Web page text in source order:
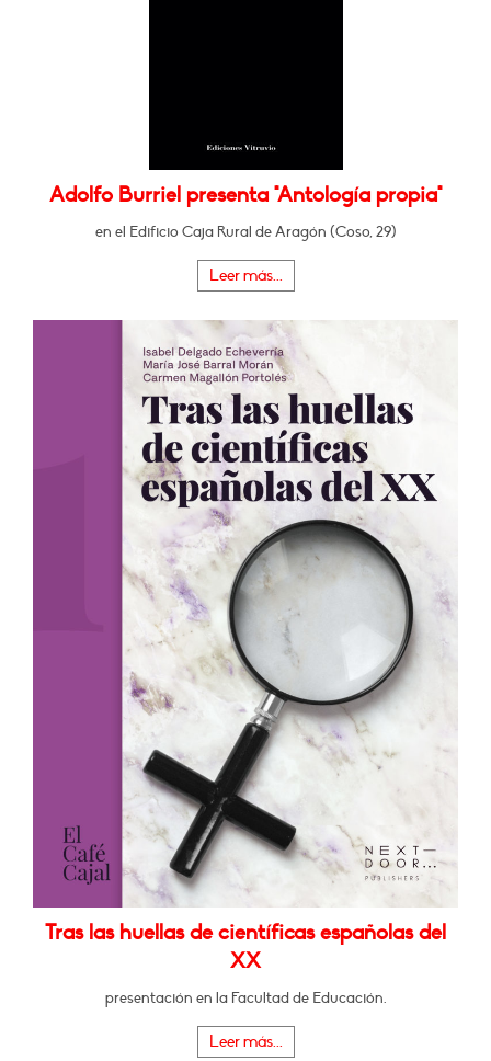
Adolfo Burriel presenta "Antología propia"
en el Edificio Caja Rural de Aragón (Coso, 29)
Leer más...
Tras las huellas de científicas españolas del
XX
presentación en la Facultad de Educación.
Leer más...